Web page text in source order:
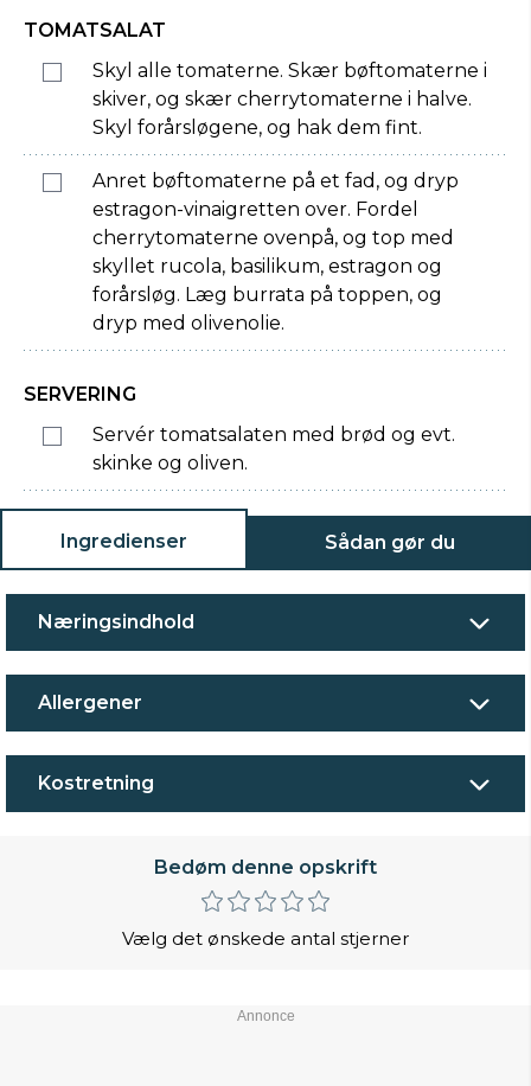
TOMATSALAT
Skyl alle tomaterne. Skær bøftomaterne i
skiver, og skær cherrytomaterne i halve.
Skyl forårsløgene, og hak dem fint.
Anret bøftomaterne på et fad, og dryp
estragon-vinaigretten over. Fordel
cherrytomaterne ovenpå, og top med
skyllet rucola, basilikum, estragon og
forårsløg. Læg burrata på toppen, og
dryp med olivenolie.
SERVERING
Servér tomatsalaten med brød og evt.
skinke og oliven.
Ingredienser Sådan gør du
Næringsindhold
Allergener
Kostretning
Bedøm denne opskrift
Vælg det ønskede antal stjerner